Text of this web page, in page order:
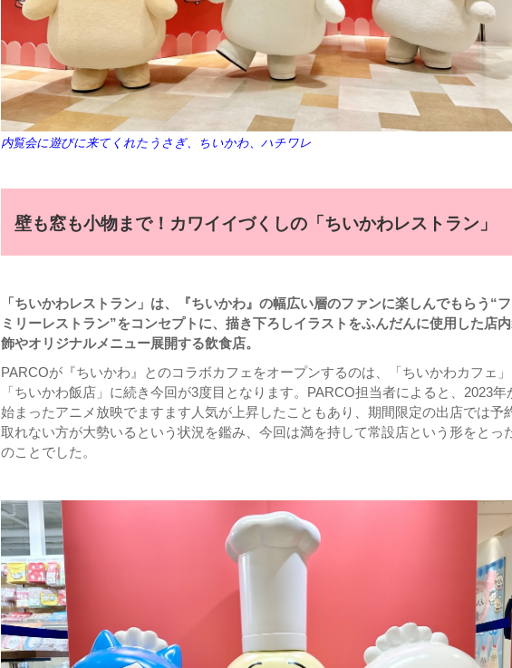
内覧会に遊びに来てくれたうさぎ、ちいかわ、ハチワレ
壁も窓も小物まで！カワイイづくしの「ちいかわレストラン」
「ちいかわレストラン」は、『ちいかわ』の幅広い層のファンに楽しんでもらう“
ミリーレストラン”をコンセプトに、描き下ろしイラストをふんだんに使用した店
飾やオリジナルメニュー展開する飲食店。
PARCOが『ちいかわ』とのコラボカフェをオープンするのは、「ちいかわカフェ」
「ちいかわ飯店」に続き今回が3度目となります。PARCO担当者によると、2023年
始まったアニメ放映でますます人気が上昇したこともあり、期間限定の出店では予
取れない方が大勢いるという状況を鑑み、今回は満を持して常設店という形をとっ
のことでした。